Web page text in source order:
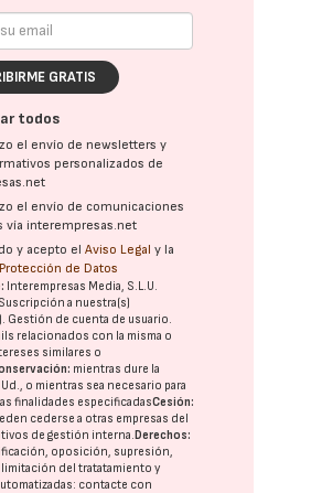
GRATIS
todos
el envío de newsletters y
personalizados de
el envío de comunicaciones
vía interempresas.net
y acepto elAviso Legal y la
de Datos
Interempresas Media, S.L.U.
Suscripción a nuestra(s)
Gestión de cuenta de usuario.
relacionados con la misma o
similares o
mientras dure la
o mientras sea necesario para
finalidades especificadasCesión:
cederse a otras empresas del
de gestión interna.Derechos:
oposición, supresión,
del tratatamiento y
contacte con